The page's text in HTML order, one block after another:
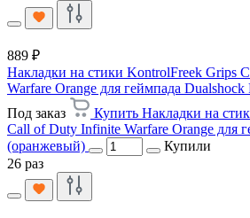
889 ₽
Накладки на стики KontrolFreek Grips
Warfare Orange для геймпада
Под заказ
Купить Накладки на
Call of Duty Infinite Warfare Orange для
(оранжевый)
Купили
26 раз